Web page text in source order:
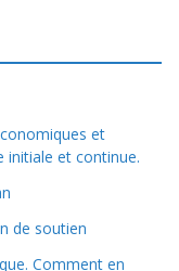
et
initiale et continue.
de soutien
Comment en